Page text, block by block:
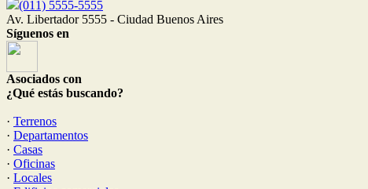
(011) 5555-5555
Av. Libertador 5555 - Ciudad Buenos Aires
Síguenos en
Asociados con
¿Qué estás buscando?
· Terrenos
· Departamentos
· Casas
· Oficinas
· Locales